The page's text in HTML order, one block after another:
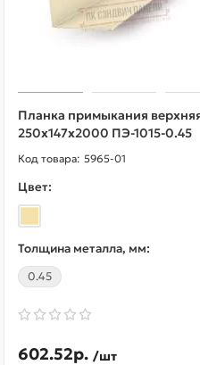
Планка примыкания
250х147х2000 ПЭ-1015-0.45
5965-01
Цвет:
Толщина металла, мм:
0.45
602.52р. /шт